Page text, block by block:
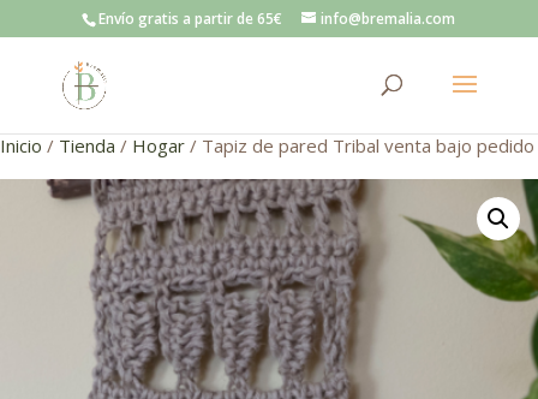
Envío gratis a partir de 65€ info@bremalia.com
Inicio / Tienda / Hogar / Tapiz de pared Tribal venta bajo pedido